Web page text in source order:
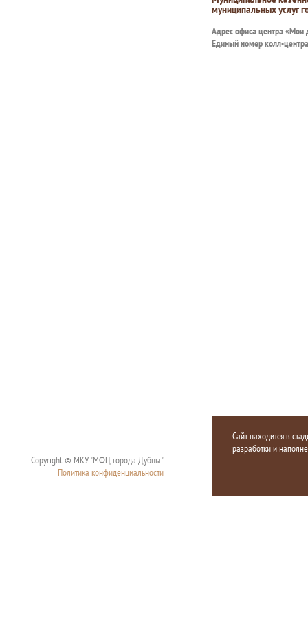
муниципальных услуг
Адрес офиса центра «Мои
Единый номер колл-
Copyright © МКУ "МФЦ города Дубны"
Политика конфиденциальности
Сайт находится в
разработки и